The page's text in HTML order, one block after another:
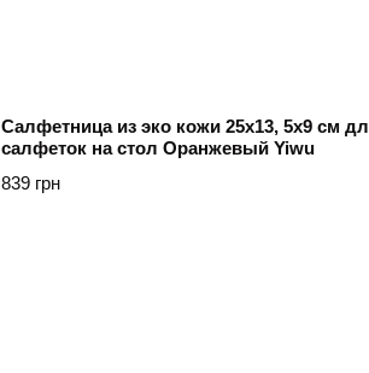
Салфетница из эко кожи 25х13, 5х9 см
салфеток на стол Оранжевый Yiwu
839 грн